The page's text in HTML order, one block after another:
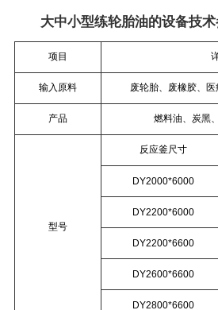
大中小型练轮胎油的设备技术
项目
输入原料 废轮胎、废橡胶、
产品 燃料油、炭黑
型号
反应釜尺寸
DY2000*6000
DY2200*6000
DY2200*6600
DY2600*6600
DY2800*6600